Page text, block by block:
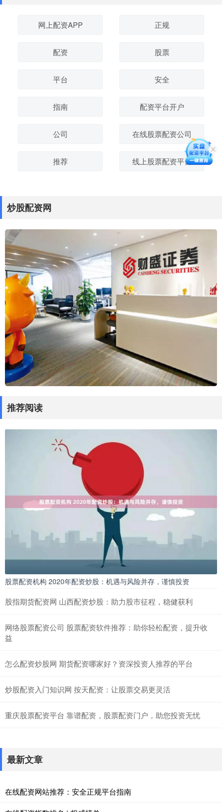
网上配资APP 正规
配资 股票
平台 安全
指南 配资平台开户
公司 在线股票配资公司
推荐 线上股票配资平台
炒股配资网
推荐阅读
股票配资机构 2020年配资炒股：机遇与风险并存，谨慎投资
股指期货配资网 山西配资炒股：助力股市征程，稳健获利
网络股票配资公司 股票配资软件推荐：助你轻松配资，提升收
益
怎么配资炒股网 期货配资哪家好？资深投资人推荐的平台
炒股配资入门知识网 按天配资：让股票交易更灵活
重庆股票配资平台 靠谱配资，股票配资门户，助您投资无忧
最新文章
在线配资网站推荐：安全正规平台指南